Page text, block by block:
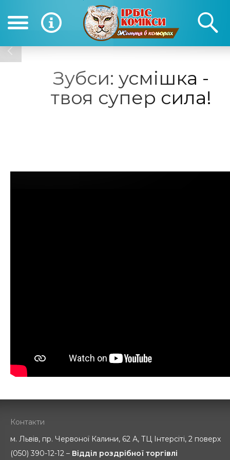
(050) 390-12-12
12-12
Зубси: усмішка -
твоя супер сила!
Контакти
м. Львів, пр. Червоної Калини, 62 А, ТЦ Інтерсіті, 2 поверх
(050) 390-12-12 – Відділ роздрібної торгівлі